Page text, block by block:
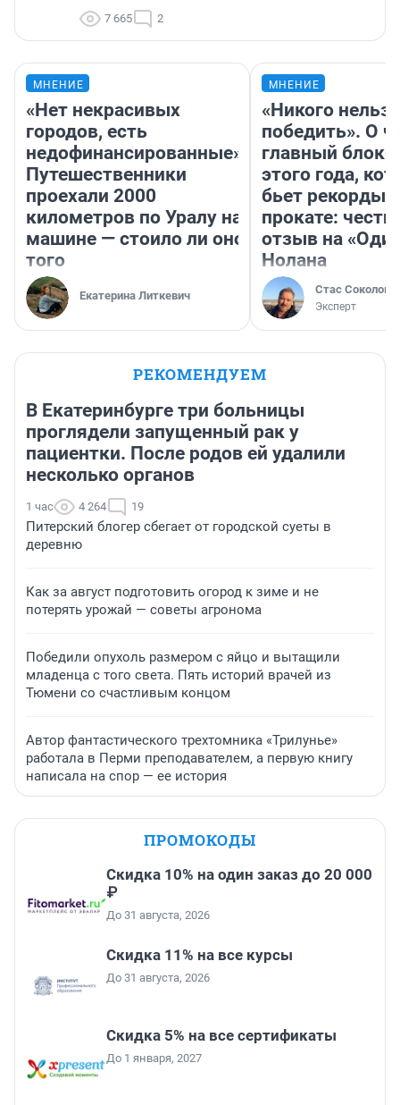
7 665 2
МНЕНИЕ
«Нет некрасивых
городов, есть
недофинансированные».
Путешественники
проехали 2000
километров по Уралу на
машине — стоило ли оно
того
Екатерина Литкевич
МНЕНИЕ
«Никого нельзя
победить». О
главный
этого года,
бьет рекорды в
прокате:
отзыв на
Нолана
Стас Соколов
Эксперт
РЕКОМЕНДУЕМ
В Екатеринбурге три больницы
проглядели запущенный рак у
пациентки. После родов ей удалили
несколько органов
1 час 4 264 19
Питерский блогер сбегает от городской суеты в
деревню
Как за август подготовить огород к зиме и не
потерять урожай — советы агронома
Победили опухоль размером с яйцо и вытащили
младенца с того света. Пять историй врачей из
Тюмени со счастливым концом
Автор фантастического трехтомника «Трилунье»
работала в Перми преподавателем, а первую книгу
написала на спор — ее история
ПРОМОКОДЫ
Скидка 10% на один заказ до 20 000
₽
До 31 августа, 2026
Скидка 11% на все курсы
До 31 августа, 2026
Скидка 5% на все сертификаты
До 1 января, 2027